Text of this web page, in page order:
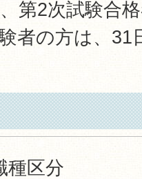
第2次試験合
者の方は、31
種区分